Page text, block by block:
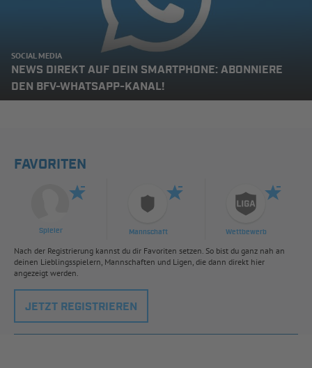
SOCIAL MEDIA
NEWS DIREKT AUF DEIN SMARTPHONE: ABONNIERE
DEN BFV-WHATSAPP-KANAL!
FAVORITEN
Spieler Mannschaft Wettbewerb
Nach der Registrierung kannst du dir Favoriten setzen. So bist du ganz nah an
deinen Lieblingsspielern, Mannschaften und Ligen, die dann direkt hier
angezeigt werden.
JETZT REGISTRIEREN